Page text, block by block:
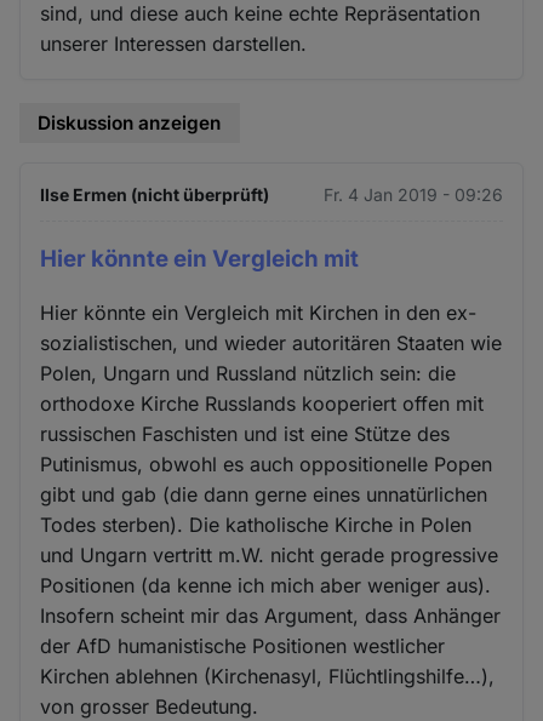
sind, und diese auch keine echte Repräsentation
unserer Interessen darstellen.
Diskussion anzeigen
Ilse Ermen (nicht überprüft) Fr. 4 Jan 2019 - 09:26
Hier könnte ein Vergleich mit
Hier könnte ein Vergleich mit Kirchen in den ex-
sozialistischen, und wieder autoritären Staaten wie
Polen, Ungarn und Russland nützlich sein: die
orthodoxe Kirche Russlands kooperiert offen mit
russischen Faschisten und ist eine Stütze des
Putinismus, obwohl es auch oppositionelle Popen
gibt und gab (die dann gerne eines unnatürlichen
Todes sterben). Die katholische Kirche in Polen
und Ungarn vertritt m.W. nicht gerade progressive
Positionen (da kenne ich mich aber weniger aus).
Insofern scheint mir das Argument, dass Anhänger
der AfD humanistische Positionen westlicher
Kirchen ablehnen (Kirchenasyl, Flüchtlingshilfe…),
von grosser Bedeutung.